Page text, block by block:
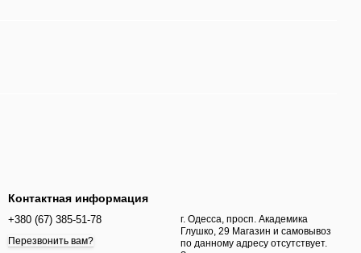
Контактная информация
+380 (67) 385-51-78
Перезвонить вам?
г. Одесса, просп. Академика
Глушко, 29 Магазин и самовывоз
по данному адресу отсутствует.